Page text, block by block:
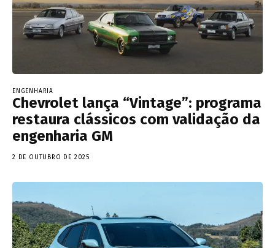
ENGENHARIA
Chevrolet lança “Vintage”: programa
restaura clássicos com validação da
engenharia GM
2 DE OUTUBRO DE 2025